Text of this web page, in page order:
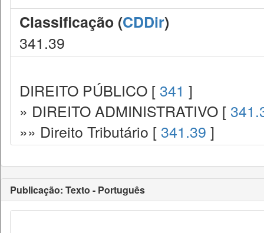
Classificação (CDDir)
341.39
DIREITO PÚBLICO [ 341 ]
» DIREITO ADMINISTRATIVO [
»» Direito Tributário [ 341.39 ]
Publicação: Texto - Português